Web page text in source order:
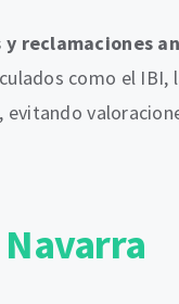
y reclamaciones
como el IBI,